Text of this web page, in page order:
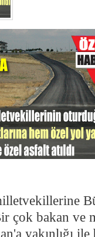
çok bakan
yakınlığı